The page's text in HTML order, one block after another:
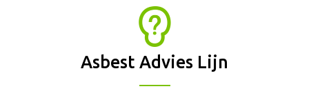
Asbest Advies Lijn